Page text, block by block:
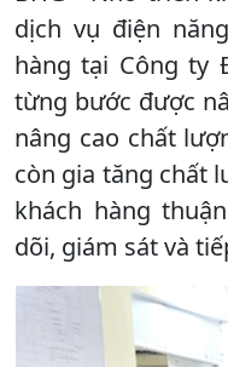
dịch vụ điện
hàng tại Công ty
từng bước được
nâng cao chất
còn gia tăng chất
khách hàng
dõi, giám sát và